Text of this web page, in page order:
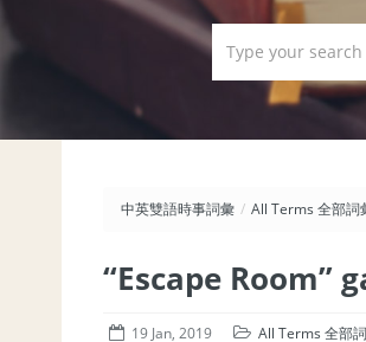
中英雙語時事詞彙 / All Terms 全部詞
“Escape Room”
19 Jan, 2019 All Terms 全部